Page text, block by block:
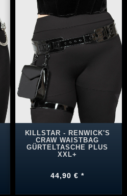
KILLSTAR - RENWICK'S
CRAW WAISTBAG
GÜRTELTASCHE PLUS
XXL+
44,90 € *